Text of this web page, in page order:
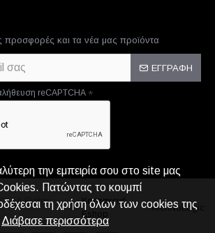
προσφορές και τα νέα μας προϊόντα
ΕΓΓΡΑΦΗ
reCAPTCHA
All Rights
Κατασκευή
Eshop
TechNoLogic
την εμπειρία σου στο site μας
Πατώντας το κουμπί
τη χρήση όλων των cookies της
Διάβασε περισσότερα